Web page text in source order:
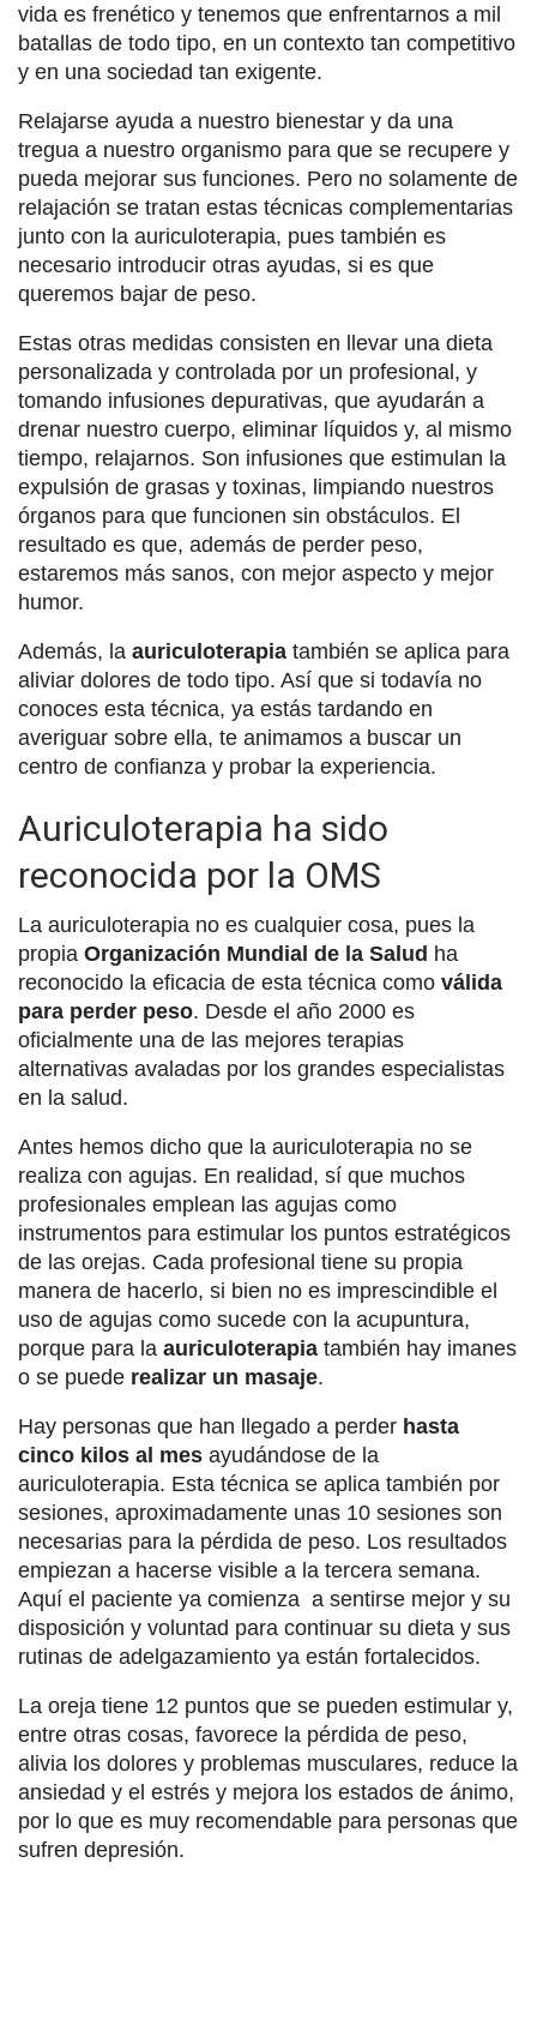
vida es frenético y tenemos que enfrentarnos a mil
batallas de todo tipo, en un contexto tan competitivo
y en una sociedad tan exigente.
Relajarse ayuda a nuestro bienestar y da una
tregua a nuestro organismo para que se recupere y
pueda mejorar sus funciones. Pero no solamente de
relajación se tratan estas técnicas complementarias
junto con la auriculoterapia, pues también es
necesario introducir otras ayudas, si es que
queremos bajar de peso.
Estas otras medidas consisten en llevar una dieta
personalizada y controlada por un profesional, y
tomando infusiones depurativas, que ayudarán a
drenar nuestro cuerpo, eliminar líquidos y, al mismo
tiempo, relajarnos. Son infusiones que estimulan la
expulsión de grasas y toxinas, limpiando nuestros
órganos para que funcionen sin obstáculos. El
resultado es que, además de perder peso,
estaremos más sanos, con mejor aspecto y mejor
humor.
Además, la auriculoterapia también se aplica para
aliviar dolores de todo tipo. Así que si todavía no
conoces esta técnica, ya estás tardando en
averiguar sobre ella, te animamos a buscar un
centro de confianza y probar la experiencia.
Auriculoterapia ha sido
reconocida por la OMS
La auriculoterapia no es cualquier cosa, pues la
propia Organización Mundial de la Salud ha
reconocido la eficacia de esta técnica como válida
para perder peso. Desde el año 2000 es
oficialmente una de las mejores terapias
alternativas avaladas por los grandes especialistas
en la salud.
Antes hemos dicho que la auriculoterapia no se
realiza con agujas. En realidad, sí que muchos
profesionales emplean las agujas como
instrumentos para estimular los puntos estratégicos
de las orejas. Cada profesional tiene su propia
manera de hacerlo, si bien no es imprescindible el
uso de agujas como sucede con la acupuntura,
porque para la auriculoterapia también hay imanes
o se puede realizar un masaje.
Hay personas que han llegado a perder hasta
cinco kilos al mes ayudándose de la
auriculoterapia. Esta técnica se aplica también por
sesiones, aproximadamente unas 10 sesiones son
necesarias para la pérdida de peso. Los resultados
empiezan a hacerse visible a la tercera semana.
Aquí el paciente ya comienza a sentirse mejor y su
disposición y voluntad para continuar su dieta y sus
rutinas de adelgazamiento ya están fortalecidos.
La oreja tiene 12 puntos que se pueden estimular y,
entre otras cosas, favorece la pérdida de peso,
alivia los dolores y problemas musculares, reduce la
ansiedad y el estrés y mejora los estados de ánimo,
por lo que es muy recomendable para personas que
sufren depresión.